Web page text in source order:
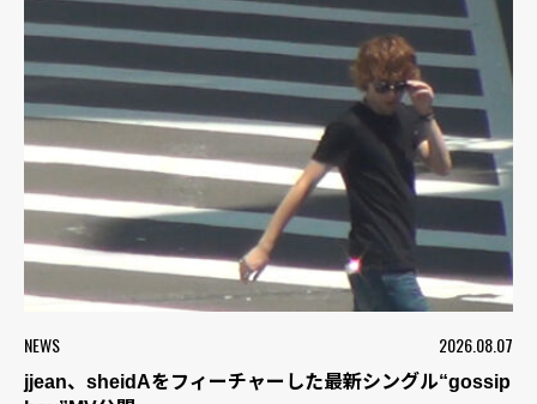
NEWS 2026.08.07
jjean、sheidAをフィーチャーした最新シングル“gossip